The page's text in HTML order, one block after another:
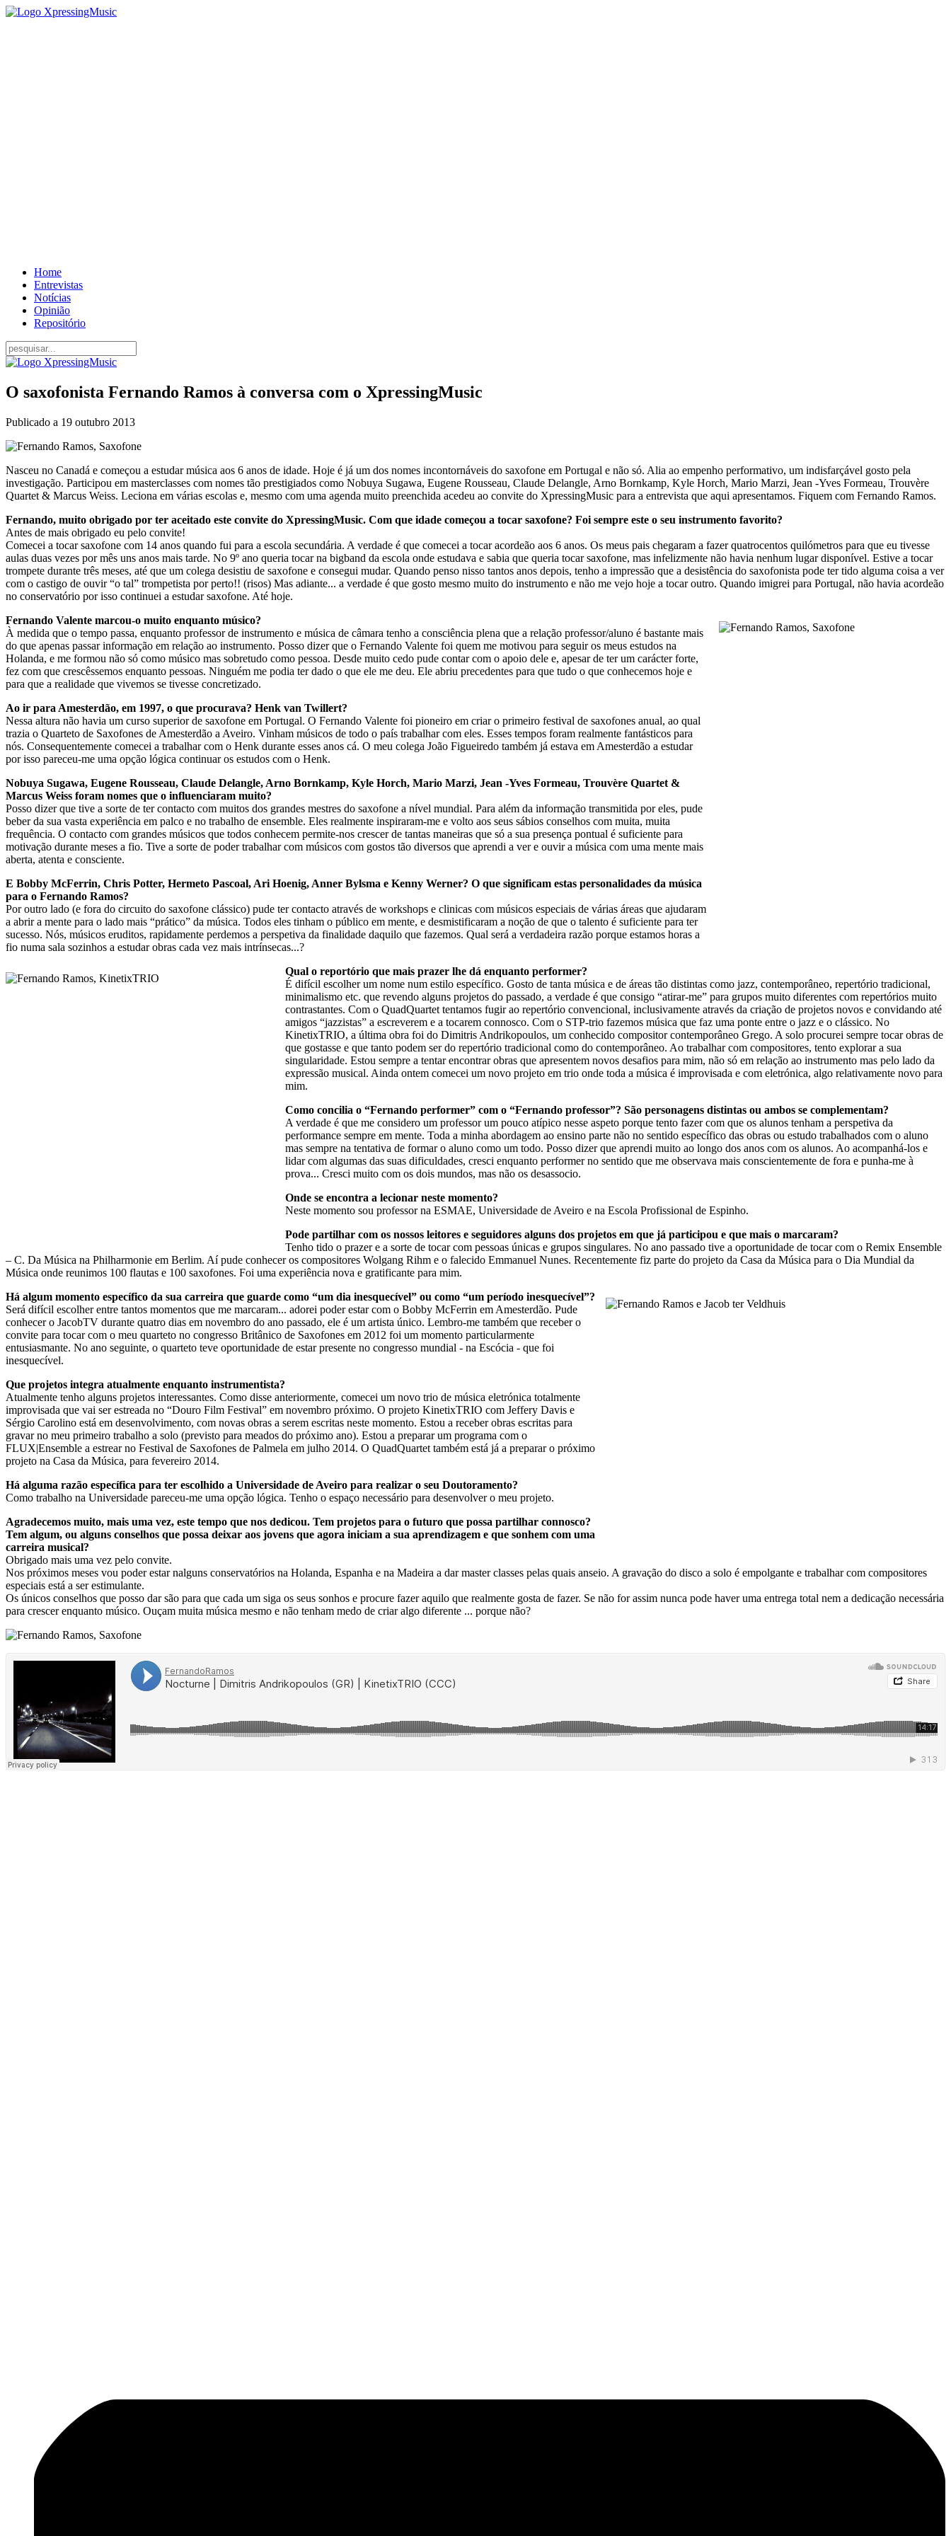
Home
Entrevistas
Notícias
Opinião
Repositório
O saxofonista Fernando Ramos à conversa com o XpressingMusic
Publicado a 19 outubro 2013
Nasceu no Canadá e começou a estudar música aos 6 anos de idade. Hoje é já um dos nomes incontornáveis do saxofone em Portugal e não só. Alia ao empenho performativo, um indisfarçável gosto pela
investigação. Participou em masterclasses com nomes tão prestigiados como Nobuya Sugawa, Eugene Rousseau, Claude Delangle, Arno Bornkamp, Kyle Horch, Mario Marzi, Jean -Yves Formeau, Trouvère
Quartet & Marcus Weiss. Leciona em várias escolas e, mesmo com uma agenda muito preenchida acedeu ao convite do XpressingMusic para a entrevista que aqui apresentamos. Fiquem com Fernando Ramos.
Fernando, muito obrigado por ter aceitado este convite do XpressingMusic. Com que idade começou a tocar saxofone? Foi sempre este o seu instrumento favorito?
Antes de mais obrigado eu pelo convite!
Comecei a tocar saxofone com 14 anos quando fui para a escola secundária. A verdade é que comecei a tocar acordeão aos 6 anos. Os meus pais chegaram a fazer quatrocentos quilómetros para que eu tivesse
aulas duas vezes por mês uns anos mais tarde. No 9º ano queria tocar na bigband da escola onde estudava e sabia que queria tocar saxofone, mas infelizmente não havia nenhum lugar disponível. Estive a tocar
trompete durante três meses, até que um colega desistiu de saxofone e consegui mudar. Quando penso nisso tantos anos depois, tenho a impressão que a desistência do saxofonista pode ter tido alguma coisa a ver
com o castigo de ouvir “o tal” trompetista por perto!! (risos) Mas adiante... a verdade é que gosto mesmo muito do instrumento e não me vejo hoje a tocar outro. Quando imigrei para Portugal, não havia acordeão
no conservatório por isso continuei a estudar saxofone. Até hoje.
Fernando Valente marcou-o muito enquanto músico?
À medida que o tempo passa, enquanto professor de instrumento e música de câmara tenho a consciência plena que a relação professor/aluno é bastante mais
do que apenas passar informação em relação ao instrumento. Posso dizer que o Fernando Valente foi quem me motivou para seguir os meus estudos na
Holanda, e me formou não só como músico mas sobretudo como pessoa. Desde muito cedo pude contar com o apoio dele e, apesar de ter um carácter forte,
fez com que crescêssemos enquanto pessoas. Ninguém me podia ter dado o que ele me deu. Ele abriu precedentes para que tudo o que conhecemos hoje e
para que a realidade que vivemos se tivesse concretizado.
Ao ir para Amesterdão, em 1997, o que procurava? Henk van Twillert?
Nessa altura não havia um curso superior de saxofone em Portugal. O Fernando Valente foi pioneiro em criar o primeiro festival de saxofones anual, ao qual
trazia o Quarteto de Saxofones de Amesterdão a Aveiro. Vinham músicos de todo o país trabalhar com eles. Esses tempos foram realmente fantásticos para
nós. Consequentemente comecei a trabalhar com o Henk durante esses anos cá. O meu colega João Figueiredo também já estava em Amesterdão a estudar
por isso pareceu-me uma opção lógica continuar os estudos com o Henk.
Nobuya Sugawa, Eugene Rousseau, Claude Delangle, Arno Bornkamp, Kyle Horch, Mario Marzi, Jean -Yves Formeau, Trouvère Quartet &
Marcus Weiss foram nomes que o influenciaram muito?
Posso dizer que tive a sorte de ter contacto com muitos dos grandes mestres do saxofone a nível mundial. Para além da informação transmitida por eles, pude
beber da sua vasta experiência em palco e no trabalho de ensemble. Eles realmente inspiraram-me e volto aos seus sábios conselhos com muita, muita
frequência. O contacto com grandes músicos que todos conhecem permite-nos crescer de tantas maneiras que só a sua presença pontual é suficiente para
motivação durante meses a fio. Tive a sorte de poder trabalhar com músicos com gostos tão diversos que aprendi a ver e ouvir a música com uma mente mais
aberta, atenta e consciente.
E Bobby McFerrin, Chris Potter, Hermeto Pascoal, Ari Hoenig, Anner Bylsma e Kenny Werner? O que significam estas personalidades da música
para o Fernando Ramos?
Por outro lado (e fora do circuito do saxofone clássico) pude ter contacto através de workshops e clinicas com músicos especiais de várias áreas que ajudaram
a abrir a mente para o lado mais “prático” da música. Todos eles tinham o público em mente, e desmistificaram a noção de que o talento é suficiente para ter
sucesso. Nós, músicos eruditos, rapidamente perdemos a perspetiva da finalidade daquilo que fazemos. Qual será a verdadeira razão porque estamos horas a
fio numa sala sozinhos a estudar obras cada vez mais intrínsecas...?
Qual o reportório que mais prazer lhe dá enquanto performer?
É difícil escolher um nome num estilo específico. Gosto de tanta música e de áreas tão distintas como jazz, contemporâneo, repertório tradicional,
minimalismo etc. que revendo alguns projetos do passado, a verdade é que consigo “atirar-me” para grupos muito diferentes com repertórios muito
contrastantes. Com o QuadQuartet tentamos fugir ao repertório convencional, inclusivamente através da criação de projetos novos e convidando até
amigos “jazzistas” a escreverem e a tocarem connosco. Com o STP-trio fazemos música que faz uma ponte entre o jazz e o clássico. No
KinetixTRIO, a última obra foi do Dimitris Andrikopoulos, um conhecido compositor contemporâneo Grego. A solo procurei sempre tocar obras de
que gostasse e que tanto podem ser do repertório tradicional como do contemporâneo. Ao trabalhar com compositores, tento explorar a sua
singularidade. Estou sempre a tentar encontrar obras que apresentem novos desafios para mim, não só em relação ao instrumento mas pelo lado da
expressão musical. Ainda ontem comecei um novo projeto em trio onde toda a música é improvisada e com eletrónica, algo relativamente novo para
mim.
Como concilia o “Fernando performer” com o “Fernando professor”? São personagens distintas ou ambos se complementam?
A verdade é que me considero um professor um pouco atípico nesse aspeto porque tento fazer com que os alunos tenham a perspetiva da
performance sempre em mente. Toda a minha abordagem ao ensino parte não no sentido específico das obras ou estudo trabalhados com o aluno
mas sempre na tentativa de formar o aluno como um todo. Posso dizer que aprendi muito ao longo dos anos com os alunos. Ao acompanhá-los e
lidar com algumas das suas dificuldades, cresci enquanto performer no sentido que me observava mais conscientemente de fora e punha-me à
prova... Cresci muito com os dois mundos, mas não os desassocio.
Onde se encontra a lecionar neste momento?
Neste momento sou professor na ESMAE, Universidade de Aveiro e na Escola Profissional de Espinho.
Pode partilhar com os nossos leitores e seguidores alguns dos projetos em que já participou e que mais o marcaram?
Tenho tido o prazer e a sorte de tocar com pessoas únicas e grupos singulares. No ano passado tive a oportunidade de tocar com o Remix Ensemble
– C. Da Música na Philharmonie em Berlim. Aí pude conhecer os compositores Wolgang Rihm e o falecido Emmanuel Nunes. Recentemente fiz parte do projeto da Casa da Música para o Dia Mundial da
Música onde reunimos 100 flautas e 100 saxofones. Foi uma experiência nova e gratificante para mim.
Há algum momento específico da sua carreira que guarde como “um dia inesquecível” ou como “um período inesquecível”?
Será difícil escolher entre tantos momentos que me marcaram... adorei poder estar com o Bobby McFerrin em Amesterdão. Pude
conhecer o JacobTV durante quatro dias em novembro do ano passado, ele é um artista único. Lembro-me também que receber o
convite para tocar com o meu quarteto no congresso Britânico de Saxofones em 2012 foi um momento particularmente
entusiasmante. No ano seguinte, o quarteto teve oportunidade de estar presente no congresso mundial - na Escócia - que foi
inesquecível.
Que projetos integra atualmente enquanto instrumentista?
Atualmente tenho alguns projetos interessantes. Como disse anteriormente, comecei um novo trio de música eletrónica totalmente
improvisada que vai ser estreada no “Douro Film Festival” em novembro próximo. O projeto KinetixTRIO com Jeffery Davis e
Sérgio Carolino está em desenvolvimento, com novas obras a serem escritas neste momento. Estou a receber obras escritas para
gravar no meu primeiro trabalho a solo (previsto para meados do próximo ano). Estou a preparar um programa com o
FLUX|Ensemble a estrear no Festival de Saxofones de Palmela em julho 2014. O QuadQuartet também está já a preparar o próximo
projeto na Casa da Música, para fevereiro 2014.
Há alguma razão específica para ter escolhido a Universidade de Aveiro para realizar o seu Doutoramento?
Como trabalho na Universidade pareceu-me uma opção lógica. Tenho o espaço necessário para desenvolver o meu projeto.
Agradecemos muito, mais uma vez, este tempo que nos dedicou. Tem projetos para o futuro que possa partilhar connosco?
Tem algum, ou alguns conselhos que possa deixar aos jovens que agora iniciam a sua aprendizagem e que sonhem com uma
carreira musical?
Obrigado mais uma vez pelo convite.
Nos próximos meses vou poder estar nalguns conservatórios na Holanda, Espanha e na Madeira a dar master classes pelas quais anseio. A gravação do disco a solo é empolgante e trabalhar com compositores
especiais está a ser estimulante.
Os únicos conselhos que posso dar são para que cada um siga os seus sonhos e procure fazer aquilo que realmente gosta de fazer. Se não for assim nunca pode haver uma entrega total nem a dedicação necessária
para crescer enquanto músico. Ouçam muita música mesmo e não tenham medo de criar algo diferente ... porque não?